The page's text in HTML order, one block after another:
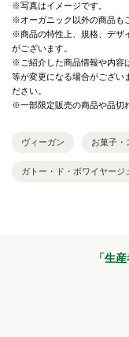
※写真はイメージです。
※オーガニック以外の商品も
※商品の特性上、規格、デザ
がございます。
※ご紹介した商品情報や内容
等が変更になる場合がござい
ださい。
※一部限定販売の商品や品切
ヴィーガン お菓子・
ガトー・ド・ボワイヤージ
「生産